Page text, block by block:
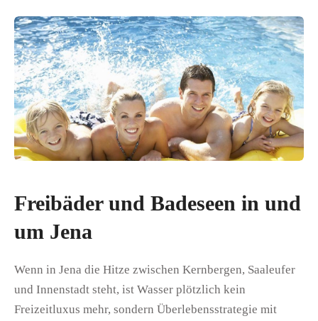
Freibäder und Badeseen in und
um Jena
Wenn in Jena die Hitze zwischen Kernbergen, Saaleufer
und Innenstadt steht, ist Wasser plötzlich kein
Freizeitluxus mehr, sondern Überlebensstrategie mit